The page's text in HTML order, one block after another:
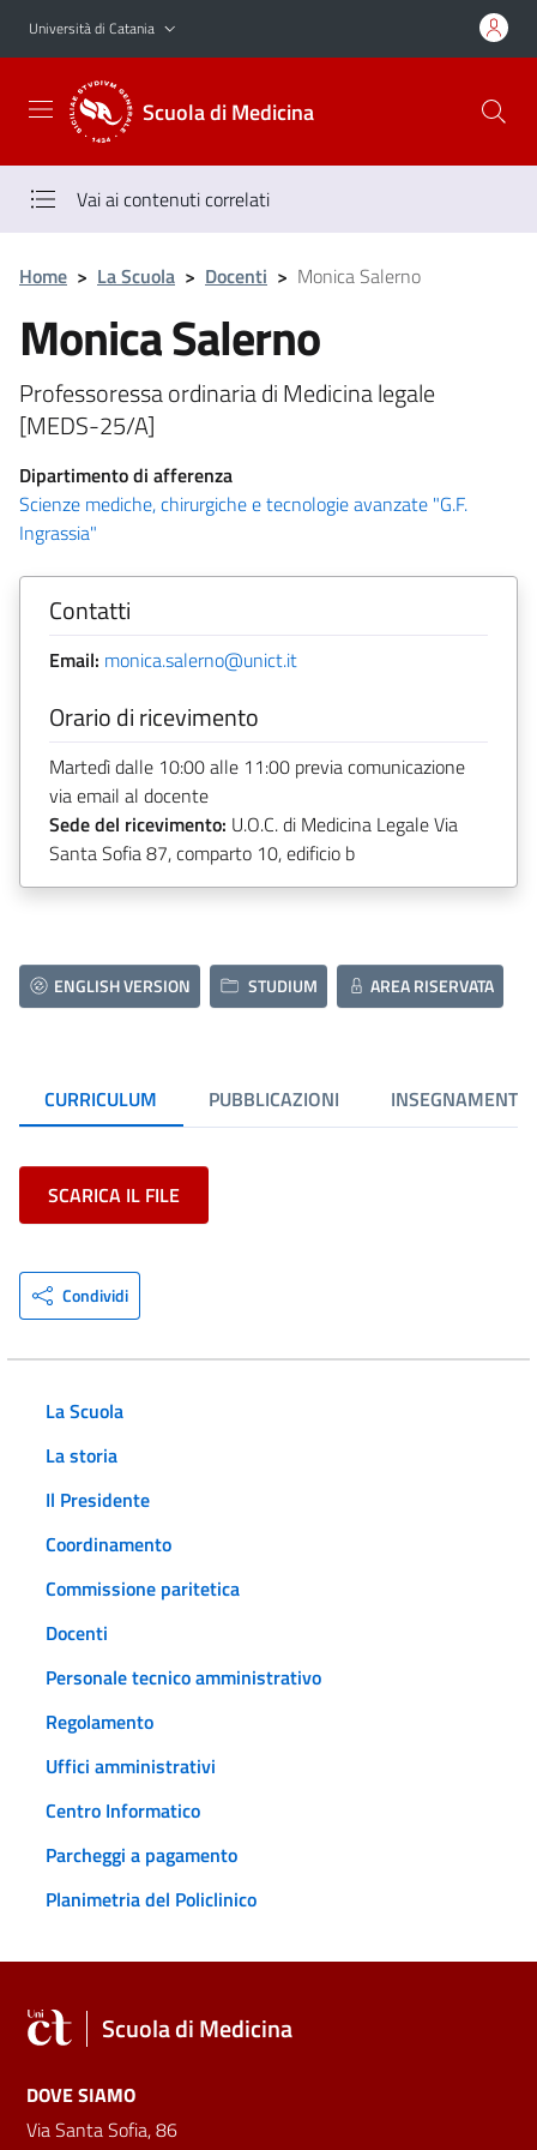
Vai al contenuto principale
Vai al menu di navigazione
Università di Catania
Scuola di Medicina
Vai ai contenuti correlati
Home > La Scuola > Docenti > Monica Salerno
Monica Salerno
Professoressa ordinaria di Medicina legale
[MEDS-25/A]
Dipartimento di afferenza
Scienze mediche, chirurgiche e tecnologie avanzate "G.F.
Ingrassia"
Contatti
Email: monica.salerno@unict.it
Orario di ricevimento
Martedì dalle 10:00 alle 11:00 previa comunicazione
via email al docente
Sede del ricevimento: U.O.C. di Medicina Legale Via
Santa Sofia 87, comparto 10, edificio b
ENGLISH VERSION STUDIUM AREA RISERVATA
CURRICULUM PUBBLICAZIONI INSEGNAMENTI
SCARICA IL FILE
Condividi
La Scuola
La storia
Il Presidente
Coordinamento
Commissione paritetica
Docenti
Personale tecnico amministrativo
Regolamento
Uffici amministrativi
Centro Informatico
Parcheggi a pagamento
Planimetria del Policlinico
Scuola di Medicina
DOVE SIAMO
Via Santa Sofia, 86